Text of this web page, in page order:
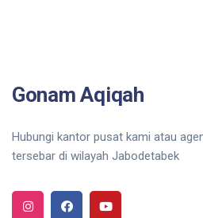
Gonam Aqiqah
Hubungi kantor pusat kami atau
tersebar di wilayah Jabodetabek